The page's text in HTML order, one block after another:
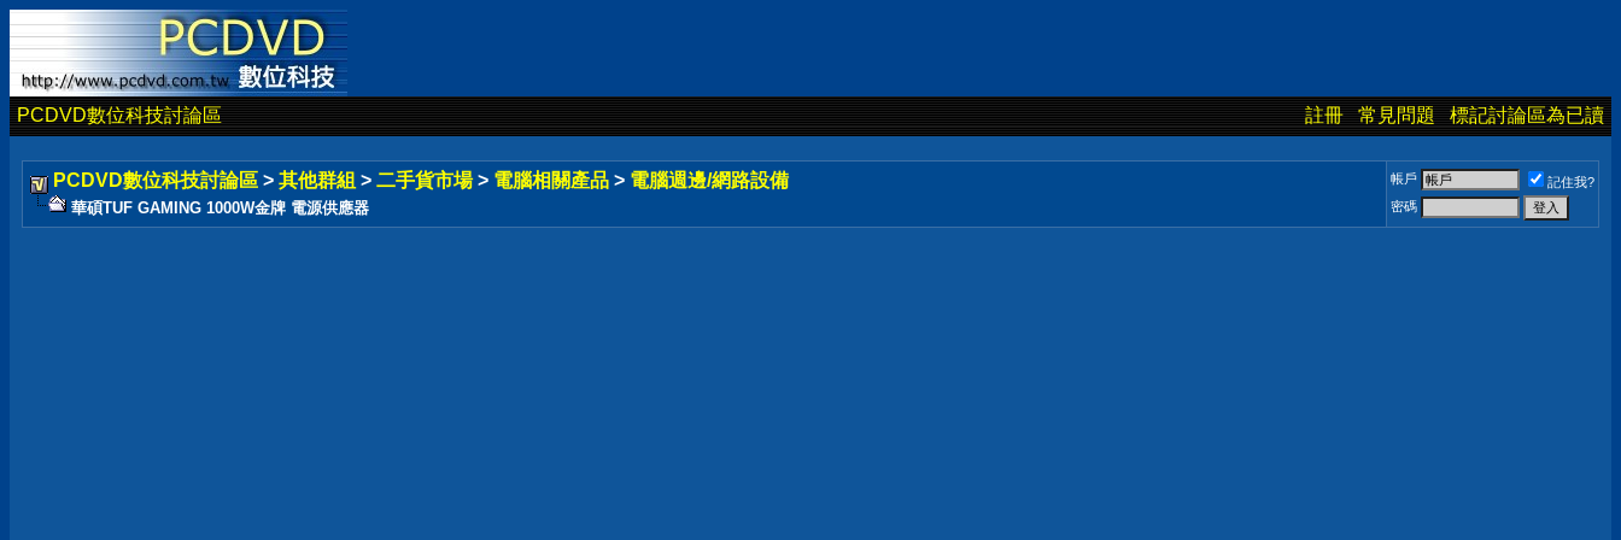
PCDVD數位科技討論區 註冊 常見問題 標記討論區為已讀
PCDVD數位科技討論區 > 其他群組 > 二手貨市場 > 電腦相關產品 > 電腦週邊/網路設備
華碩TUF GAMING 1000W金牌 電源供應器
帳戶
記住我?
密碼